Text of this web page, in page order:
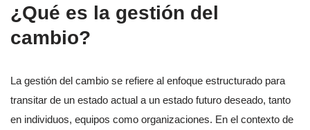
¿Qué es la gestión del
cambio?
La gestión del cambio se refiere al enfoque estructurado para
transitar de un estado actual a un estado futuro deseado, tanto
en individuos, equipos como organizaciones. En el contexto de